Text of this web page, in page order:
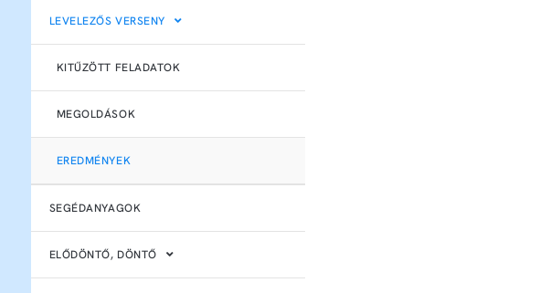
LEVELEZŐS VERSENY
KITŰZÖTT FELADATOK
MEGOLDÁSOK
EREDMÉNYEK
SEGÉDANYAGOK
ELŐDÖNTŐ, DÖNTŐ